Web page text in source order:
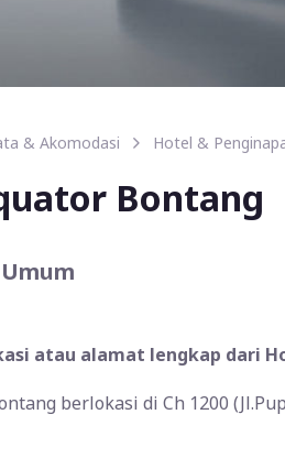
& Akomodasi Hotel &
Bontang
atau alamat lengkap dari
berlokasi di Ch 1200